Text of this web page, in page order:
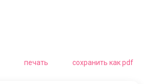
печать сохранить как pdf